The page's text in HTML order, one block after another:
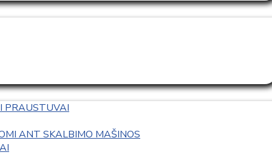
PRAUSTUVAI
ANT SKALBIMO MAŠINOS